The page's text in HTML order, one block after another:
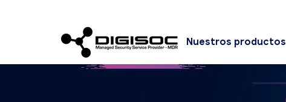
Nuestros productos